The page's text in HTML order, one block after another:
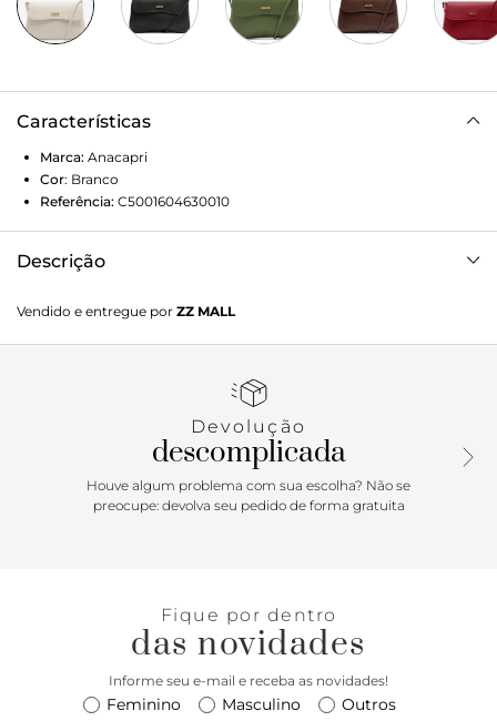
Características
Marca: Anacapri
Cor: Branco
Referência: C5001604630010
Descrição
similar ao couro tem formato retangular, laterais
arredondadas e acabamento liso. Traz alça lateral fina e
inscrição metálica em alto-relevo Anacapri na capa.
Porque Apostar: Sua nova bolsa tiracolo está aqui! Com
shape compacto, é perfeita pra carregar o essencial e
muito prática pra levar por aí. É daquelas que combina com
tudo e vai descomplicar seus looks em um passo. Pronta
Vendido e entregue por ZZ MALL
Devolução
descomplicada
Houve algum problema com sua escolha? Não se
preocupe: devolva seu pedido de forma gratuita
Fique por dentro
das novidades
Informe seu e-mail e receba as novidades!
Feminino Masculino Outros